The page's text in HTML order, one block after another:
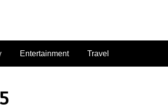
Entertainment Travel